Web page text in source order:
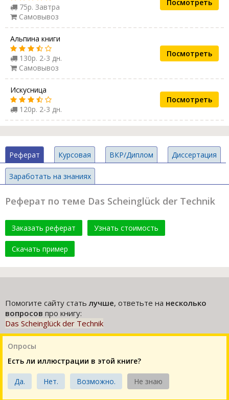
75р. Завтра
Самовывоз
Посмотреть
Альпина книги
130р. 2-3 дн.
Самовывоз
Посмотреть
Искусница
120р. 2-3 дн.
Посмотреть
Реферат Курсовая ВКР/Диплом Диссертация
Заработать на знаниях
Реферат по теме Das Scheinglück der Technik
Заказать реферат Узнать стоимость
Скачать пример
Помогите сайту статьлучше, ответьте на несколько
вопросов про книгу:
Das Scheinglück der Technik
Опросы
Есть ли иллюстрации в этой книге?
Да. Нет. Возможно. Не знаю